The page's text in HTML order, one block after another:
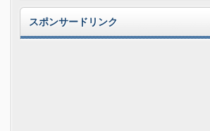
スポンサードリンク